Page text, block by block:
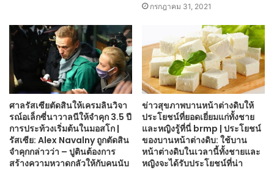
กรกฎาคม 31, 2021
ศาลรัสเซียตัดสินให้เครมลินวิจา
รณ์อเล็กซี่นาวาลนีให้จำคุก 3.5 ปี
การประท้วงเริ่มต้นในมอสโก |
รัสเซีย: Alex Navalny ถูกตัดสิน
จำคุกกล่าวว่า – ปูตินต้องการ
สร้างความหวาดกลัวให้กับคนนับ
ข่าวสุขภาพบานหน้าต่างดิบให้
ประโยชน์ที่ยอดเยี่ยมแก่ทั้งชาย
และหญิงรู้ที่นี่ brmp | ประโยชน์
ของบานหน้าต่างดิบ: ใช้บาน
หน้าต่างดิบในเวลานี้ทั้งชายและ
หญิงจะได้รับประโยชน์ที่น่า